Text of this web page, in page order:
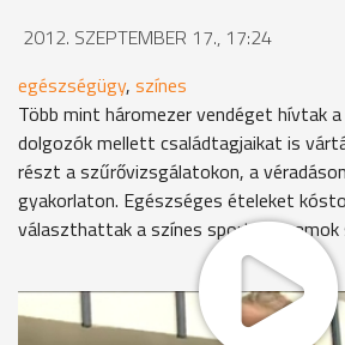
2012. SZEPTEMBER 17., 17:24
egészségügy, színes
Több mint háromezer vendéget hívtak a
dolgozók mellett családtagjaikat is
részt a szűrővizsgálatokon, a
gyakorlaton. Egészséges ételeket
választhattak a színes sportprogramok